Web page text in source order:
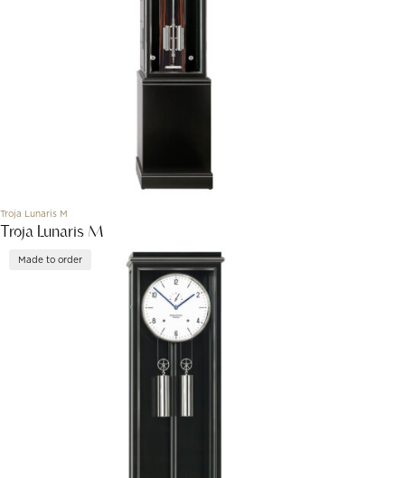
Troja Lunaris M
Troja Lunaris M
Made to order